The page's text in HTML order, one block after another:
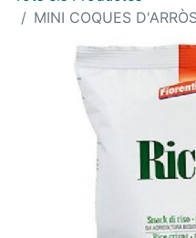
MINI COQUES